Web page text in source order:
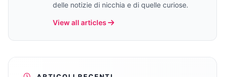
delle notizie di nicchia e di quelle curiose.
View all articles